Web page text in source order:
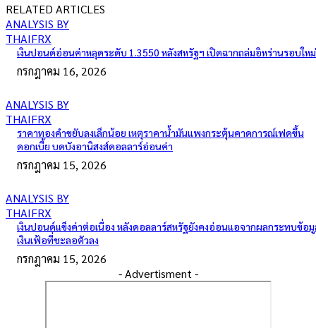
RELATED ARTICLES
ANALYSIS BY
THAIFRX
เงินปอนด์อ่อนค่าหลุดระดับ 1.3550 หลังสหรัฐฯ เปิดฉากถล่มอิหร่านรอบใหม่
กรกฎาคม 16, 2026
ANALYSIS BY
THAIFRX
ราคาทองคำขยับลงเล็กน้อย เหตุราคาน้ำมันแพงกระตุ้นคาดการณ์เฟดขึ้น
ดอกเบี้ย บดบังอานิสงส์ดอลลาร์อ่อนค่า
กรกฎาคม 15, 2026
ANALYSIS BY
THAIFRX
เงินปอนด์แข็งค่าต่อเนื่อง หลังดอลลาร์สหรัฐยังคงอ่อนแอจากผลกระทบข้อ
เงินเฟ้อที่ชะลอตัวลง
กรกฎาคม 15, 2026
- Advertisment -